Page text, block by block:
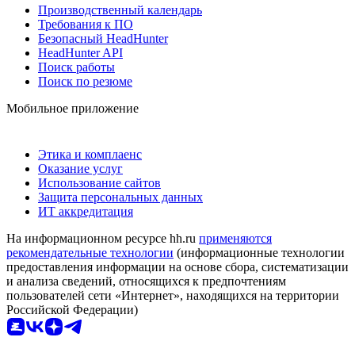
Производственный календарь
Требования к ПО
Безопасный HeadHunter
HeadHunter API
Поиск работы
Поиск по резюме
Мобильное приложение
Этика и комплаенс
Оказание услуг
Использование сайтов
Защита персональных данных
ИТ аккредитация
На информационном ресурсе hh.ru применяются
рекомендательные технологии (информационные технологии
предоставления информации на основе сбора, систематизации
и анализа сведений, относящихся к предпочтениям
пользователей сети «Интернет», находящихся на территории
Российской Федерации)